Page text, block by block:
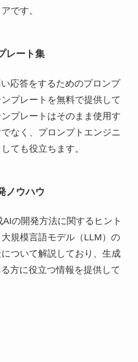
です。
レート集
応答をするためのプロンプ
プレートを無料で提供して
プレートはそのまま使用す
なく、プロンプトエンジニ
ても役立ちます。
ノウハウ
の開発方法に関するヒント
規模言語モデル（LLM）の
ついて解説しており、生成
方に役立つ情報を提供して